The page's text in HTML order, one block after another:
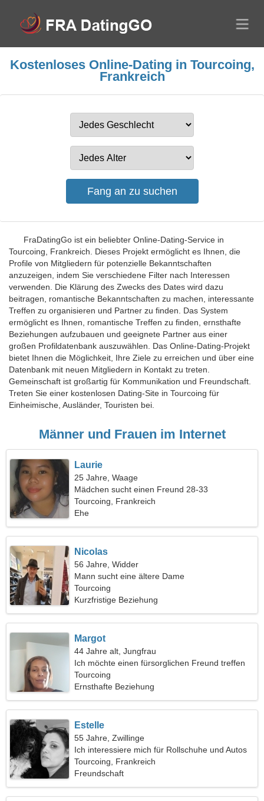
Kostenloses Online-Dating in Tourcoing,
Frankreich
FraDatingGo ist ein beliebter Online-Dating-Service in
Tourcoing, Frankreich. Dieses Projekt ermöglicht es Ihnen, die
Profile von Mitgliedern für potenzielle Bekanntschaften
anzuzeigen, indem Sie verschiedene Filter nach Interessen
verwenden. Die Klärung des Zwecks des Dates wird dazu
beitragen, romantische Bekanntschaften zu machen, interessante
Treffen zu organisieren und Partner zu finden. Das System
ermöglicht es Ihnen, romantische Treffen zu finden, ernsthafte
Beziehungen aufzubauen und geeignete Partner aus einer
großen Profildatenbank auszuwählen. Das Online-Dating-Projekt
bietet Ihnen die Möglichkeit, Ihre Ziele zu erreichen und über eine
Datenbank mit neuen Mitgliedern in Kontakt zu treten.
Gemeinschaft ist großartig für Kommunikation und Freundschaft.
Treten Sie einer kostenlosen Dating-Site in Tourcoing für
Einheimische, Ausländer, Touristen bei.
Männer und Frauen im Internet
Laurie
25 Jahre, Waage
Mädchen sucht einen Freund 28-33
Tourcoing, Frankreich
Ehe
Nicolas
56 Jahre, Widder
Mann sucht eine ältere Dame
Tourcoing
Kurzfristige Beziehung
Margot
44 Jahre alt, Jungfrau
Ich möchte einen fürsorglichen Freund treffen
Tourcoing
Ernsthafte Beziehung
Estelle
55 Jahre, Zwillinge
Ich interessiere mich für Rollschuhe und Autos
Tourcoing, Frankreich
Freundschaft